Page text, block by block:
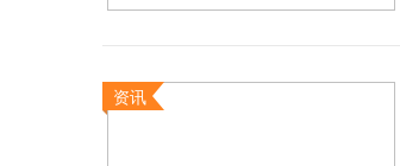
资讯